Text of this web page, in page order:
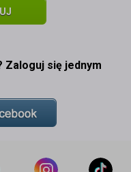
Zaloguj się jednym